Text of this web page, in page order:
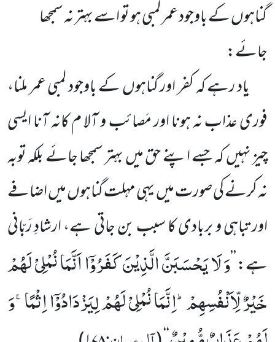
گناہوں کے باوجود عمر لمبی ہو تو اسے بہتر نہ سمجھا
جائے:
یاد رہے کہ کفر اور گناہوں کے باوجود لمبی عمر ملنا،
فوری عذاب نہ ہونا اور مَصائب و آلا م کانہ آنا ایسی
چیز نہیں کہ جسے اپنے حق میں بہتر سمجھا جائے بلکہ توبہ
نہ کرنے کی صورت میں یہی مہلت گناہوں میں اضافے
اور تباہی و بربادی کا سبب بن جاتی ہے، ارشادِ رَبّانی
ہے: ’’وَ لَا یَحْسَبَنَّ الَّذِیْنَ كَفَرُوْۤا اَنَّمَا نُمْلِیْ لَهُمْ
خَیْرٌ لِّاَنْفُسِهِمْؕ-اِنَّمَا نُمْلِیْ لَهُمْ لِیَزْدَادُوْۤا اِثْمًاۚ-وَ